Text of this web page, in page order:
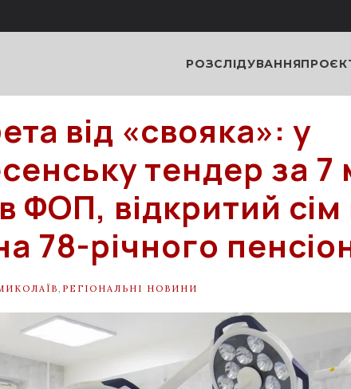
РОЗСЛІДУВАННЯ
від «свояка»: у
тендер за 7
ФОП, відкритий сім
78-річного
РЕГІОНАЛЬНІ НОВИНИ